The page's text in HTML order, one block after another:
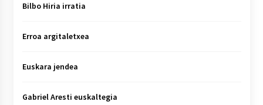
Bilbo Hiria irratia
Erroa argitaletxea
Euskara jendea
Gabriel Aresti euskaltegia